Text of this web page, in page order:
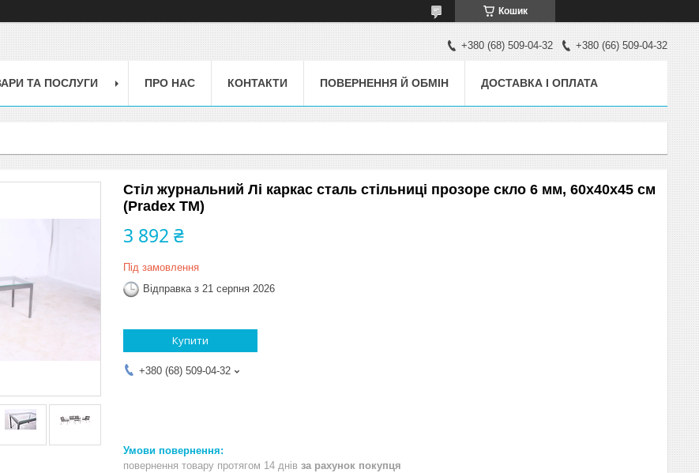
Кошик
+380 (68) 509-04-32 +380 (66) 509-04-32
ТА ПОСЛУГИ ПРО НАС КОНТАКТИ ПОВЕРНЕННЯ Й ОБМІН ДОСТАВКА І ОПЛАТА
Стіл журнальний Лі каркас сталь стільниці прозоре скло 6 мм, 60х40х45 см
(Pradex ТМ)
3 892 ₴
Під замовлення
Відправка з 21 серпня 2026
Купити
+380 (68) 509-04-32
повернення товару протягом 14 днів за рахунок покупця